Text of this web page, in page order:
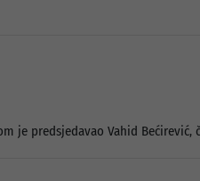
je predsjedavao Vahid Bećirević,